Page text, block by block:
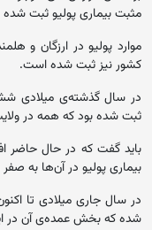
مثبت بیماری پولیو ثبت
موارد پولیو در ارزگان و
کشور نیز ثبت شده است.
در سال گذشته‌ی میلادی
ثبت شده بود که همه در
باید گفت که در حال حاضر
بیماری پولیو در آن‌ها به
شده که بخش عمده‌ی آن در